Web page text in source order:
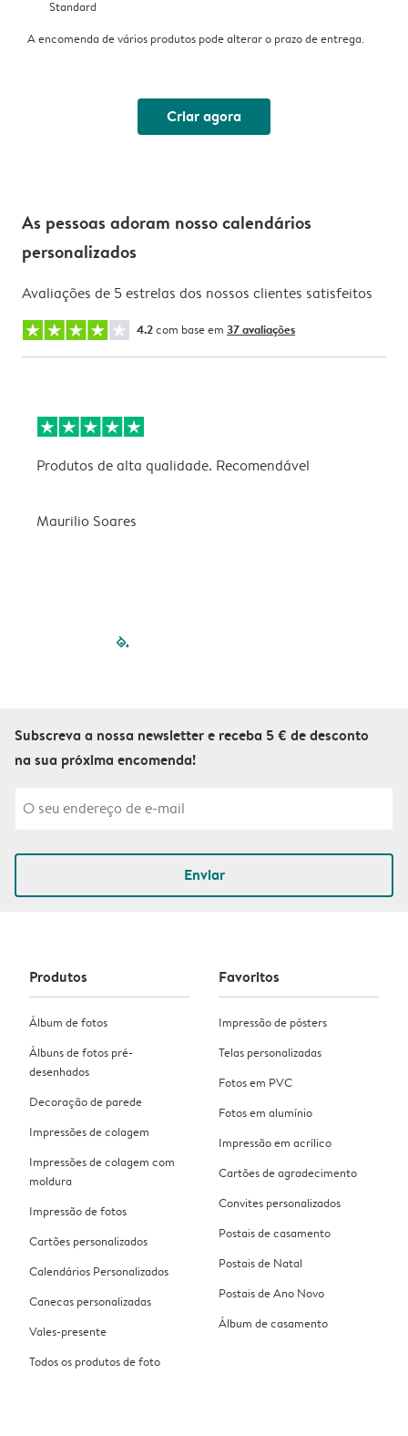
Standard
A encomenda de vários produtos pode alterar o prazo de entrega.
Criar agora
As pessoas adoram nosso calendários
personalizados
Avaliações de 5 estrelas dos nossos clientes satisfeitos
4.2com base em 37 avaliações
Produtos de alta qualidade. Recomendável
Maurilio Soares
filled-pagination
Subscreva a nossa newsletter e receba 5 € de desconto
na sua próxima encomenda!
Enviar
Produtos
Álbum de fotos
Álbuns de fotos pré-
desenhados
Decoração de parede
Impressões de colagem
Impressões de colagem com
moldura
Impressão de fotos
Cartões personalizados
Calendários Personalizados
Canecas personalizadas
Vales-presente
Todos os produtos de foto
Favoritos
Impressão de pósters
Telas personalizadas
Fotos em PVC
Fotos em alumínio
Impressão em acrílico
Cartões de agradecimento
Convites personalizados
Postais de casamento
Postais de Natal
Postais de Ano Novo
Álbum de casamento